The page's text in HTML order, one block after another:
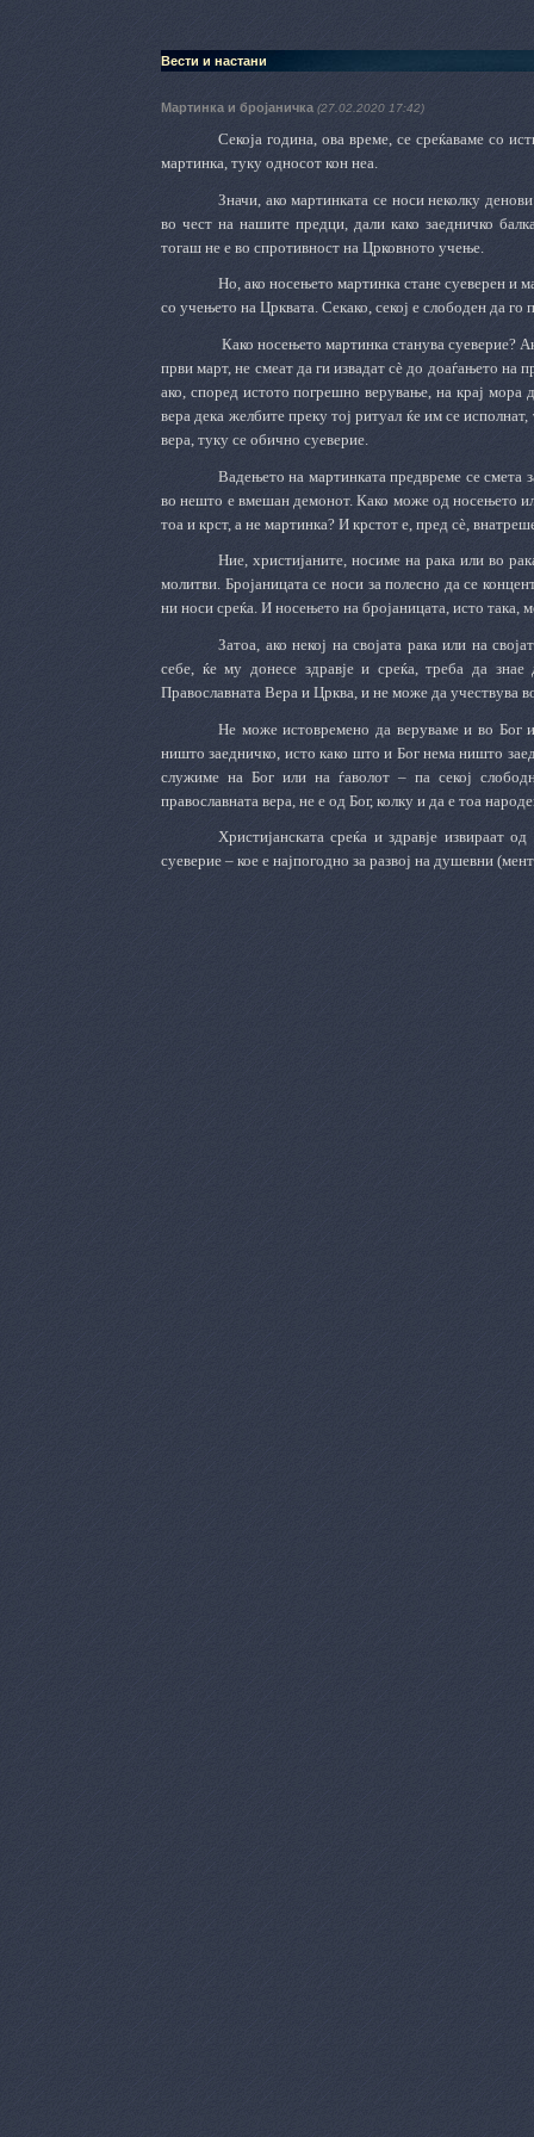
Вести и настани
Мартинка и бројаничка (27.02.2020 17:42)
Секоја година, ова време, се среќаваме со
мартинка, туку односот кон неа.
Значи, ако мартинкатасе носи неколку
во чест на нашите предци , дали како заедничко
тогаш не е во спротивност на Црковното учење.
Но, аконосењето мартинка стане суеверен и
со учењето на Црквата. Секако, секој е слободен да
Како носењето мартинка станува суеверие?
први март, не смеат да ги извадат сѐ до доаѓањето на
ако , според истото погрешно верување, на крај мора
вера дека желбитепреку тој ритуал ќе им се
вера, туку се обично суеверие.
Вадењето на мартинката предвреме се смета
во нешто е вмешан демонот. Како може од носењето
тоа и крст, а не мартинка? И крстот е, пред сѐ,
Ние, христијаните, носиме на рака или во
молитви. Бројаницата се носи за полесно да се
ни носи среќа. И носењето на бројаницата, исто така,
Затоа, ако некој на својата рака или на
себе,
ќе му донесе здравје и среќа, треба да знае
Православната Вера и Црква, и не може да учествува
Не може истовремено да веруваме и во Бог
ништо заедничко, исто како што и Бог нема ништо
служиме на Бог или на ѓаволот – па секој
православната вера, не е од Бог, колку и да е тоа
Христијанската среќа и здравје извираат
суеверие – кое е најпогодно за развој на душевни